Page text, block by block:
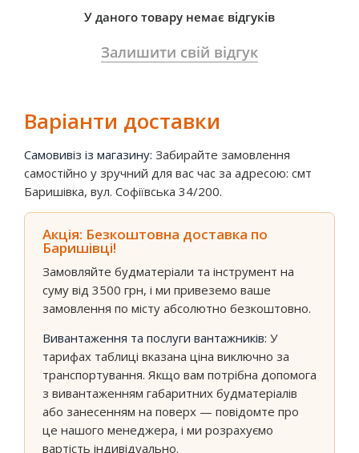
У даного товару немає відгуків
Залишити свій відгук
Варіанти доставки
Самовивіз із магазину: Забирайте замовлення
самостійно у зручний для вас час за адресою: смт
Баришівка, вул. Софіївська 34/200.
Акція: Безкоштовна доставка по
Баришівці!
Замовляйте будматеріали та інструмент на
суму від 3500 грн, і ми привеземо ваше
замовлення по місту абсолютно безкоштовно.
Вивантаження та послуги вантажників: У
тарифах таблиці вказана ціна виключно за
транспортування. Якщо вам потрібна допомога
з вивантаженням габаритних будматеріалів
або занесенням на поверх — повідомте про
це нашого менеджера, і ми розрахуємо
вартість індивідуально.